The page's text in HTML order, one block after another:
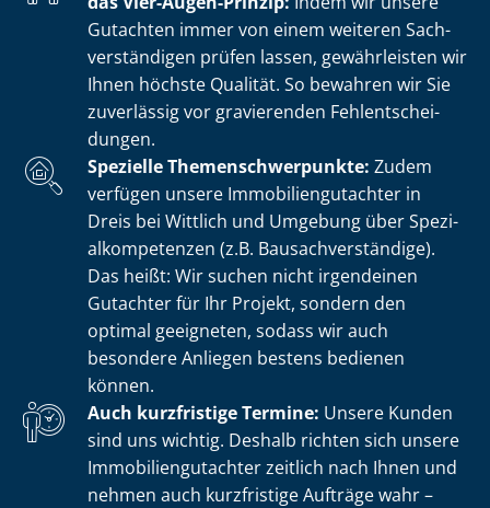
Gutachten immer von einem weiteren Sach­
ver­stän­di­gen prüfen lassen, gewährleisten wir
Ihnen höchste Qualität. So bewahren wir Sie
zuverlässig vor gravierenden Fehl­ent­schei­
dun­gen.
Spezielle The­men­schwer­punk­te: Zudem
verfügen unsere Im­mo­bi­li­en­gut­ach­ter in
Dreis bei Wittlich und Umgebung über Spe­zi­
al­kom­pe­ten­zen (z.B. Bau­sach­ver­stän­di­ge).
Das heißt: Wir suchen nicht irgendeinen
Gutachter für Ihr Projekt, sondern den
optimal geeigneten, sodass wir auch
besondere Anliegen bestens bedienen
können.
Auch kurzfristige Termine: Unsere Kunden
sind uns wichtig. Deshalb richten sich unsere
Im­mo­bi­li­en­gut­ach­ter zeitlich nach Ihnen und
nehmen auch kurzfristige Aufträge wahr –